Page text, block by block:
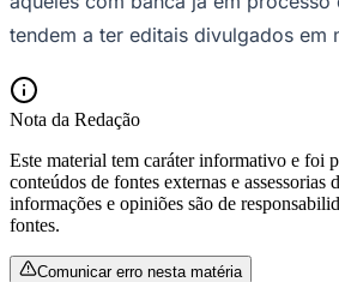
tendem a ter editais divulgados em
Nota da Redação
Este material tem caráter informativo e foi
conteúdos de fontes externas e assessorias
informações e opiniões são de
fontes.
Comunicar erro nesta matéria